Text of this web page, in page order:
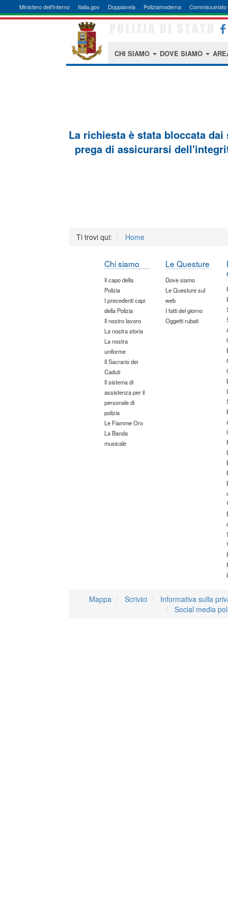
Ministero dell'Interno Italia.gov Doppiavela Poliziamoderna Commissariato
CHI SIAMO DOVE SIAMO
La richiesta è stata bloccata
prega di assicurarsi
Ti trovi qui: Home
Chi siamo
Il capo della
Polizia
I precedenti capi
della Polizia
Il nostro lavoro
La nostra storia
La nostra
uniforme
Il Sacrario dei
Caduti
Il sistema di
assistenza per il
personale di
polizia
Le Fiamme Oro
La Banda
musicale
Le Questure
Dove siamo
Le Questure sul
web
I fatti del giorno
Oggetti rubati
Mappa Scrivici
Informativa sulla
Social media